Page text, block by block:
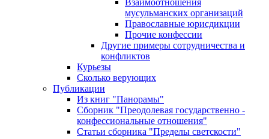
Взаимоотношения
мусульманских организаций
Православные юрисдикции
Прочие конфессии
Другие примеры сотрудничества и
конфликтов
Курьезы
Сколько верующих
Публикации
Из книг "Панорамы"
Сборник "Преодолевая государственно -
конфессиональные отношения"
Статьи сборника "Пределы светскости"